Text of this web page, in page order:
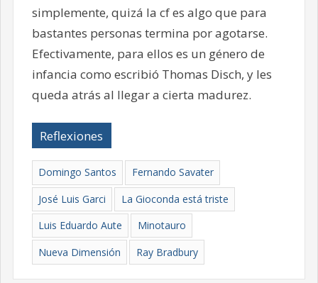
simplemente, quizá la cf es algo que para
bastantes personas termina por agotarse.
Efectivamente, para ellos es un género de
infancia como escribió Thomas Disch, y les
queda atrás al llegar a cierta madurez.
Reflexiones
Domingo Santos
Fernando Savater
José Luis Garci
La Gioconda está triste
Luis Eduardo Aute
Minotauro
Nueva Dimensión
Ray Bradbury